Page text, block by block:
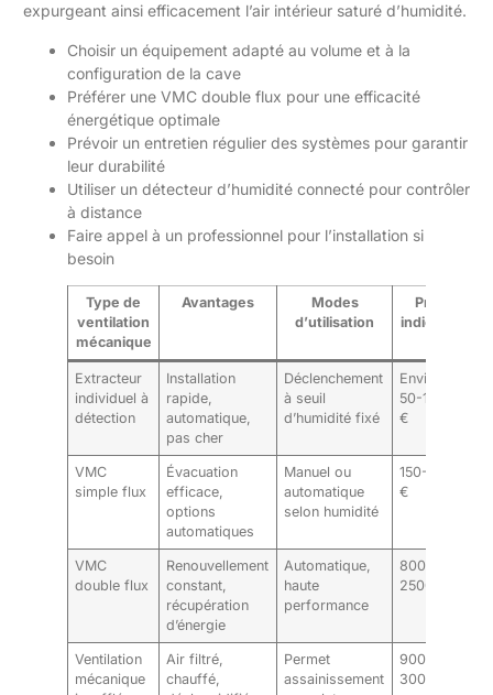
expurgeant ainsi efficacement l’air intérieur saturé d’humidité.
Choisir un équipement adapté au volume et à la
configuration de la cave
Préférer une VMC double flux pour une efficacité
énergétique optimale
Prévoir un entretien régulier des systèmes pour garantir
leur durabilité
Utiliser un détecteur d’humidité connecté pour contrôler
à distance
Faire appel à un professionnel pour l’installation si
besoin
Type de
ventilation
mécanique
Avantages
Modes
d’utilisation
Prix
indicatif
Extracteur
individuel à
détection
Installation
rapide,
automatique,
pas cher
Déclenchement
à seuil
d’humidité fixé
Environ
50-150
€
VMC
simple flux
Évacuation
efficace,
options
automatiques
Manuel ou
automatique
selon humidité
150-500
€
VMC
double flux
Renouvellement
constant,
récupération
d’énergie
Automatique,
haute
performance
800-
2500 €
Ventilation
mécanique
Air filtré,
chauffé,
Permet
assainissement
900-
3000 €